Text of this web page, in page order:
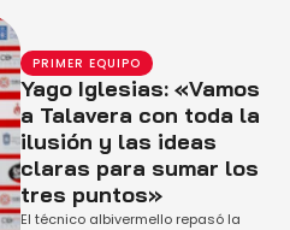
PRIMER EQUIPO
Yago Iglesias: «Vamos
a Talavera con toda la
ilusión y las ideas
claras para sumar los
tres puntos»
El técnico albivermello repasó la